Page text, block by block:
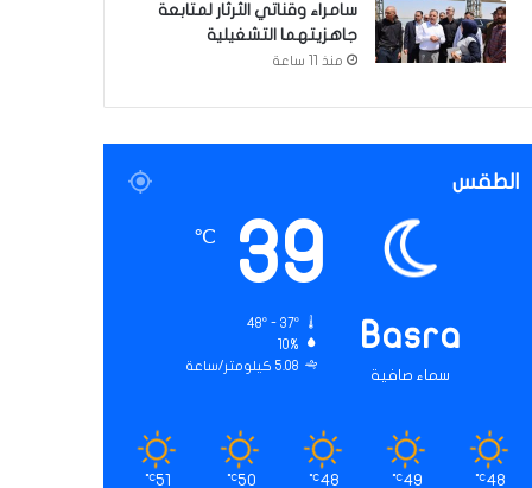
سامراء وقناتي الثرثار لمتابعة
جاهزيتهما التشغيلية
منذ 11 ساعة
الطقس
Basra
سماء صافية
39
℃
48º - 37º
10%
5.08 كيلومتر/ساعة
48
℃
49
℃
48
℃
50
℃
51
℃